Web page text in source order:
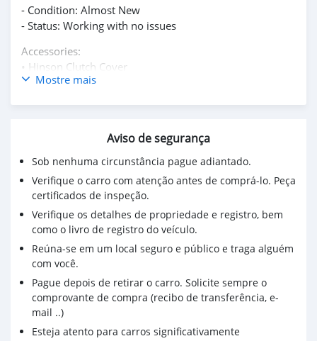
- Condition: Almost New
- Status: Working with no issues
Accessories:
•⁠ ⁠Hinson Clutch Cover
•⁠ ⁠Pro Taper Bar pad
•⁠ ⁠Acerbis body grips
•⁠ ⁠Backyard design custom decals
Mostre mais
Aviso de segurança
Sob nenhuma circunstância pague adiantado.
Verifique o carro com atenção antes de comprá-lo. Peça
certificados de inspeção.
Verifique os detalhes de propriedade e registro, bem
como o livro de registro do veículo.
Reúna-se em um local seguro e público e traga alguém
com você.
Pague depois de retirar o carro. Solicite sempre o
comprovante de compra (recibo de transferência, e-
mail ..)
Esteja atento para carros significativamente